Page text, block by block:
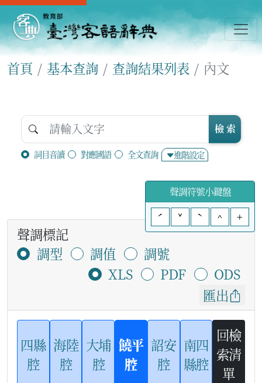
首頁 基本查詢 查詢結果列表 內文
詞目音讀 對應國語 全文查詢 進階設定
檢 索
聲調符號小鍵盤
ˊ
ˇ ˋ ^ +
聲調標記
調型
調值
調號
XLS
PDF
ODS
匯出
四縣
腔
海陸
腔
大埔
腔
饒平
腔
詔安
腔
南四
縣腔
回檢
索清
單